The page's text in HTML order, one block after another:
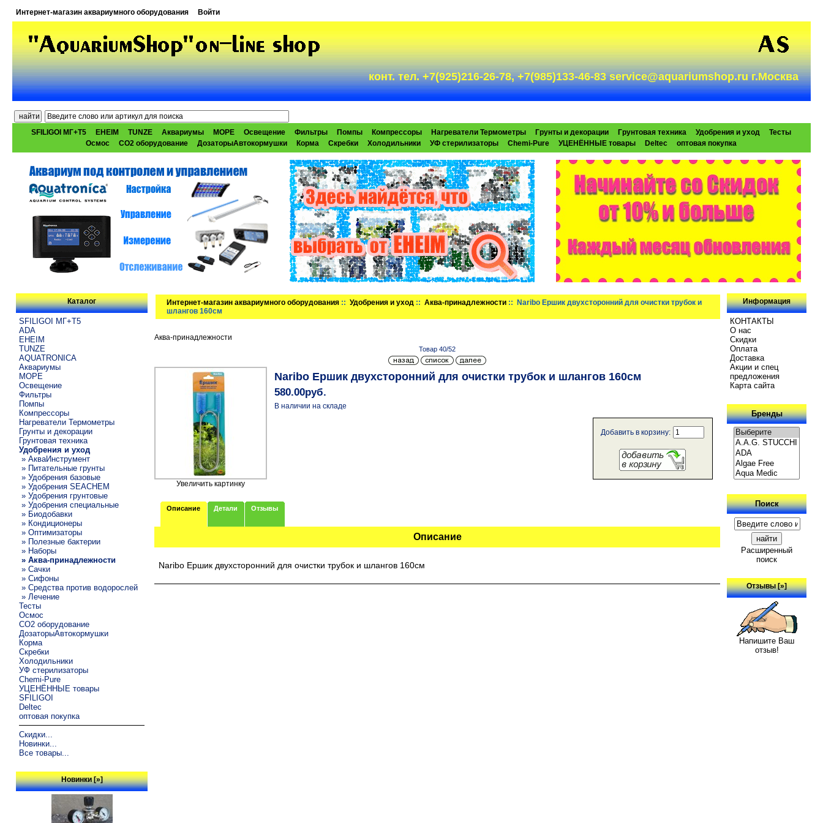
Интернет-магазин аквариумного оборудования Войти
конт. тел. +7(925)216-26-78, +7(985)133-46-83 service@aquariumshop.ru г.Москва
SFILIGOI МГ+Т5 EHEIM TUNZE Аквариумы МОРЕ Освещение Фильтры Помпы Компрессоры Нагреватели Термометры Грунты и декорации Грунтовая техника Удобрения и уход
Тесты
Осмос
CO2 оборудование ДозаторыАвтокормушки Корма Скребки Холодильники УФ стерилизаторы Chemi-Pure УЦЕНЁННЫЕ товары Deltec оптовая покупка
Каталог
SFILIGOI МГ+Т5
ADA
EHEIM
TUNZE
AQUATRONICA
Аквариумы
МОРЕ
Освещение
Фильтры
Помпы
Компрессоры
Нагреватели Термометры
Грунты и декорации
Грунтовая техника
Удобрения и уход
» АкваИнструмент
» Питательные грунты
» Удобрения базовые
» Удобрения SEACHEM
» Удобрения грунтовые
» Удобрения специальные
» Биодобавки
» Кондиционеры
» Оптимизаторы
» Полезные бактерии
» Наборы
» Аква-принадлежности
» Сачки
» Сифоны
» Средства против водорослей
» Лечение
Тесты
Осмос
CO2 оборудование
ДозаторыАвтокормушки
Корма
Скребки
Холодильники
УФ стерилизаторы
Chemi-Pure
УЦЕНЁННЫЕ товары
SFILIGOI
Deltec
оптовая покупка
Скидки...
Новинки...
Все товары...
Новинки [»]
Интернет-магазин аквариумного оборудования ::Удобрения и уход ::Аква-принадлежности :: Naribo Ершик двухсторонний для очистки трубок и
шлангов 160см
Аква-принадлежности
Товар 40/52
Увеличить картинку
Naribo Ершик двухсторонний для очистки трубок и шлангов 160см
580.00руб.
В наличии на складе
Добавить в корзину:
Описание Детали Отзывы
Описание
Naribo Ершик двухсторонний для очистки трубок и шлангов 160см
Информация
КОНТАКТЫ
О нас
Скидки
Oплатa
Доставка
Акции и спец
предложения
Карта сайта
Бренды
Поиск
Расширенный
поиск
Отзывы [»]
Напишите Ваш
отзыв!